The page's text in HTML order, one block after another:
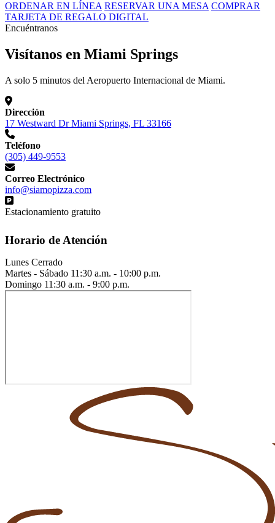
ORDENAR EN LÍNEA RESERVAR UNA MESA COMPRAR
TARJETA DE REGALO DIGITAL
Encuéntranos
Visítanos en Miami Springs
A solo 5 minutos del Aeropuerto Internacional de Miami.
Dirección
17 Westward Dr Miami Springs, FL 33166
Teléfono
(305) 449-9553
Correo Electrónico
info@siamopizza.com
Estacionamiento gratuito
Horario de Atención
Lunes Cerrado
Martes - Sábado 11:30 a.m. - 10:00 p.m.
Domingo 11:30 a.m. - 9:00 p.m.